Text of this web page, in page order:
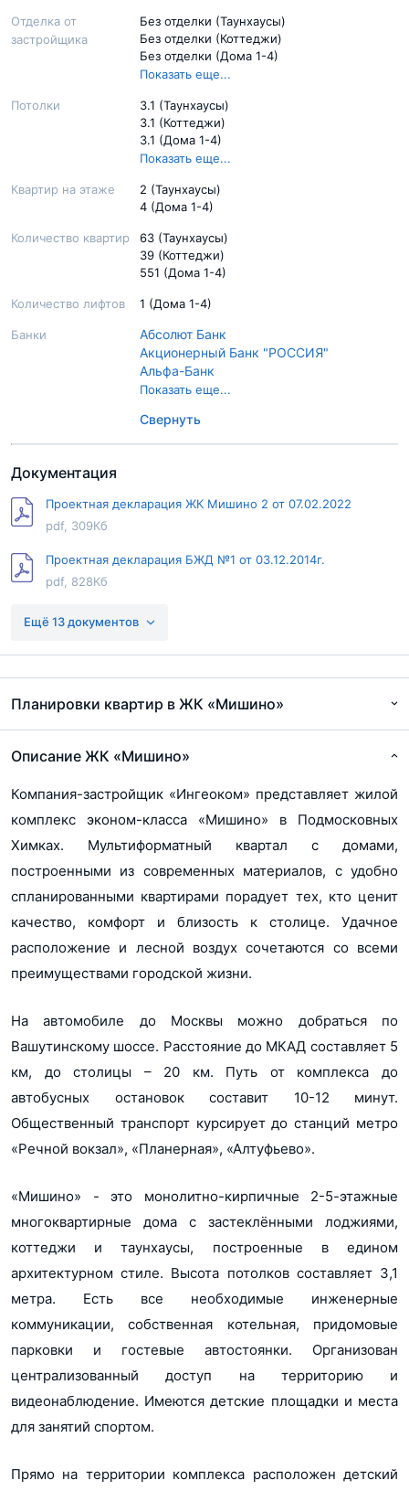
Отделка от
застройщика
Без отделки (Таунхаусы)
Без отделки (Коттеджи)
Без отделки (Дома 1-4)
Без отделки (Мишино-2, дома 5-10)
Показать еще...
Потолки
3.1 (Таунхаусы)
3.1 (Коттеджи)
3.1 (Дома 1-4)
от 3.12 до 3.4 (Мишино-2, дома 5-10)
Показать еще...
Квартир на этаже
2 (Таунхаусы)
4 (Дома 1-4)
Количество квартир
63 (Таунхаусы)
39 (Коттеджи)
551 (Дома 1-4)
Количество лифтов 1 (Дома 1-4)
Банки
Абсолют Банк
Акционерный Банк "РОССИЯ"
Альфа-Банк
Банк ДОМ.РФ
Росбанк
Сбер Банк
Показать еще...
Свернуть
Документация
Проектная декларация ЖК Мишино 2 от 07.02.2022
pdf, 309Кб
Проектная декларация БЖД №1 от 03.12.2014г.
pdf, 828Кб
Проектная декларация БЖД №2 от 03.12.2014г.
Проектная декларация БЖД №5 от 03.12.2014г.
pdf, 846Кб
pdf, 2Мб
Проектная декларация многоквартирный жилой дом №2
Проектная декларация многоквартирный жилой дом №3
pdf, 6.6Мб
Проектная декларация многоквартирный жилой дом №4
pdf, 2.2Мб
дом №2
pdf, 4.6Мб
Разрешение на строительство многоквартирный жилой
дом №3
pdf, 2.5Мб
Разрешение на строительство многоквартирный жилой
pdf, 2.3Мб
Разрешение на строительство первой очереди таунхаусов
pdf, 2.3Мб
Разрешение на строительство Мишино 2 очередь дома 9,
10
pdf, 207Кб
Проектная декларация Мишино 2 очередь дома 9, 10
pdf, 471Кб
Ещё 13 документов
Планировки квартир в ЖК «Мишино»
Показать все 16 планировок
Описание ЖК «Мишино»
Компания-застройщик «Ингеоком» представляет жилой
комплекс эконом-класса «Мишино» в Подмосковных
Химках. Мультиформатный квартал с домами,
построенными из современных материалов, с удобно
спланированными квартирами порадует тех, кто ценит
качество, комфорт и близость к столице. Удачное
расположение и лесной воздух сочетаются со всеми
преимуществами городской жизни.
На автомобиле до Москвы можно добраться по
Вашутинскому шоссе. Расстояние до МКАД составляет 5
км, до столицы – 20 км. Путь от комплекса до
автобусных остановок составит 10-12 минут.
Общественный транспорт курсирует до станций метро
«Речной вокзал», «Планерная», «Алтуфьево».
«Мишино» - это монолитно-кирпичные 2-5-этажные
многоквартирные дома с застеклёнными лоджиями,
коттеджи и таунхаусы, построенные в едином
архитектурном стиле. Высота потолков составляет 3,1
метра. Есть все необходимые инженерные
коммуникации, собственная котельная, придомовые
парковки и гостевые автостоянки. Организован
централизованный доступ на территорию и
видеонаблюдение. Имеются детские площадки и места
для занятий спортом.
Прямо на территории комплекса расположен детский